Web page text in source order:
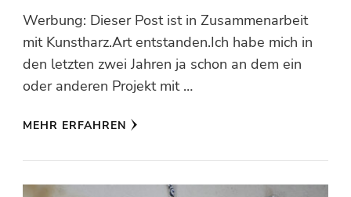
Werbung: Dieser Post ist in Zusammenarbeit
mit Kunstharz.Art entstanden.Ich habe mich in
den letzten zwei Jahren ja schon an dem ein
oder anderen Projekt mit …
MEHR ERFAHREN